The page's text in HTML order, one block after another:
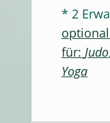
* 2
für: Judo,
Yoga